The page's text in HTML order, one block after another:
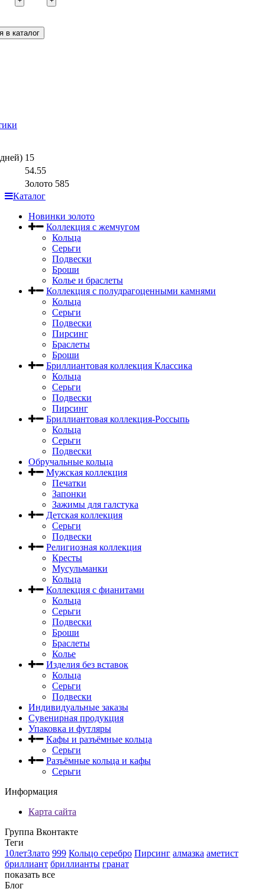
15
54.55
Золото 585
Каталог
Новинки золото
Коллекция с жемчугом
Кольца
Серьги
Подвески
Броши
Колье и браслеты
Коллекция с полудрагоценными камнями
Кольца
Серьги
Подвески
Пирсинг
Браслеты
Броши
Бриллиантовая коллекция Классика
Кольца
Серьги
Подвески
Пирсинг
Бриллиантовая коллекция-Россыпь
Кольца
Серьги
Подвески
Обручальные кольца
Мужская коллекция
Печатки
Запонки
Зажимы для галстука
Детская коллекция
Серьги
Подвески
Религиозная коллекция
Кресты
Мусульманки
Кольца
Коллекция с фианитами
Кольца
Серьги
Подвески
Броши
Браслеты
Колье
Изделия без вставок
Кольца
Серьги
Подвески
Индивидуальные заказы
Сувенирная продукция
Упаковка и футляры
Кафы и разъёмные кольца
Серьги
Разъёмные кольца и кафы
Серьги
Информация
Карта сайта
Группа Вконтакте
Теги
10летЗлато 999 Кольцо серебро Пирсинг алмазка аметист
бриллиант бриллианты гранат
показать все
Блог